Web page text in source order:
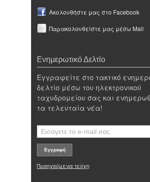
Ακολουθήστε μας στο Facebook
Παρακολουθείστε μας μέσω Mail
Ενημερωτικό Δελτίο
Εγγραφείτε στο τακτικό
δελτίο μέσω του ηλεκτρονικού
ταχυδρομείου σας και
τα τελευταία νέα!
Προηγούμενα τεύχη